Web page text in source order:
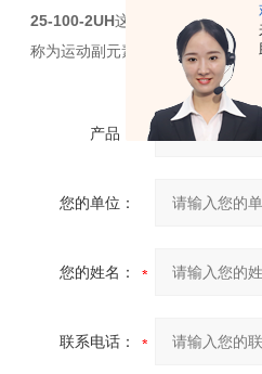
25-100-2UH这种连接显然不能是
称为运动副元素
产品：
您的单位：
您的姓名：
联系电话：